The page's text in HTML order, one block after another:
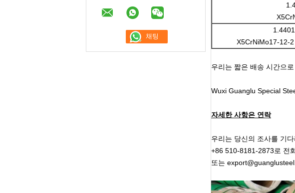
X5CrNiMo17-12-
우리는 짧은 배송 시간으
Wuxi Guanglu Special
자세한 사항은 연락
우리는 당신의 조사를 기
+86 510-8181-2873로 전
또는